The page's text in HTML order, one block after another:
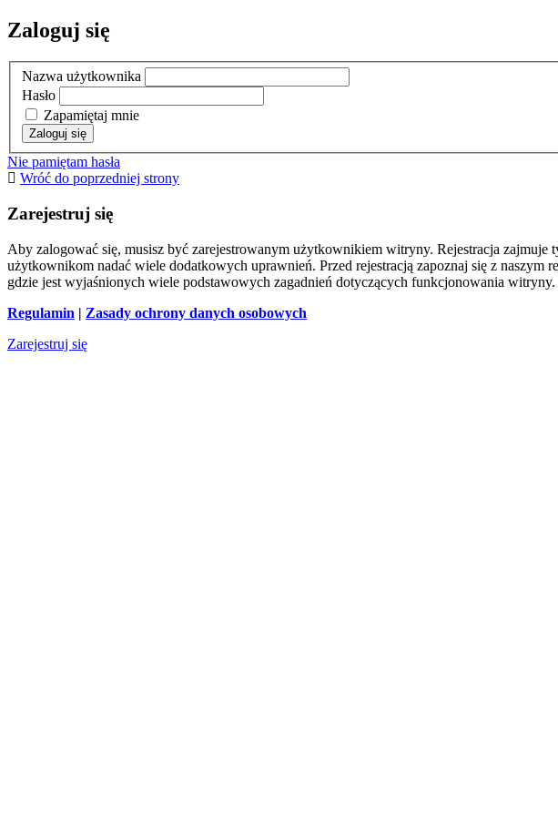
Zaloguj się
Nazwa użytkownika
Hasło
Zapamiętaj mnie
Nie pamiętam hasła
Wróć do poprzedniej strony
Zarejestruj się
Aby zalogować się, musisz być zarejestrowanym użytkownikiem witryny. Rejestracja
użytkownikom nadać wiele dodatkowych uprawnień. Przed rejestracją zapoznaj się z
gdzie jest wyjaśnionych wiele podstawowych zagadnień dotyczących funkcjonowania witryny.
Regulamin | Zasady ochrony danych osobowych
Zarejestruj się